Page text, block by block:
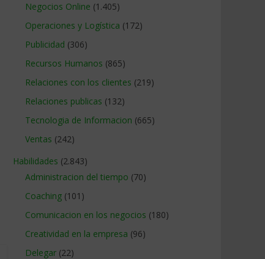
Negocios Online (1.405)
Operaciones y Logística (172)
Publicidad (306)
Recursos Humanos (865)
Relaciones con los clientes (219)
Relaciones publicas (132)
Tecnologia de Informacion (665)
Ventas (242)
Habilidades (2.843)
Administracion del tiempo (70)
Coaching (101)
Comunicacion en los negocios (180)
Creatividad en la empresa (96)
Delegar (22)